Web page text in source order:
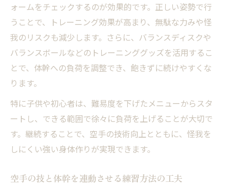
ォームをチェックするのが効果的です。正しい姿勢で行
うことで、トレーニング効果が高まり、無駄な力みや怪
我のリスクも減少します。さらに、バランスディスクや
バランスボールなどのトレーニンググッズを活用するこ
とで、体幹への負荷を調整でき、飽きずに続けやすくな
ります。
特に子供や初心者は、難易度を下げたメニューからスタ
ートし、できる範囲で徐々に負荷を上げることが大切で
す。継続することで、空手の技術向上とともに、怪我を
しにくい強い身体作りが実現できます。
空手の技と体幹を連動させる練習方法の工夫